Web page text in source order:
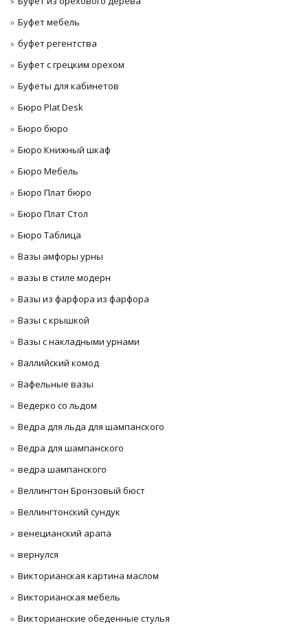
Буфет мебель
буфет регентства
Буфет с грецким орехом
Буфеты для кабинетов
Бюро Plat Desk
Бюро бюро
Бюро Книжный шкаф
Бюро Мебель
Бюро Плат бюро
Бюро Плат Стол
Бюро Таблица
Вазы амфоры урны
вазы в стиле модерн
Вазы из фарфора из фарфора
Вазы с крышкой
Вазы с накладными урнами
Валлийский комод
Вафельные вазы
Ведерко со льдом
Ведра для льда для шампанского
Ведра для шампанского
ведра шампанского
Веллингтон Бронзовый бюст
Веллингтонский сундук
венецианский арапа
вернулся
Викторианская картина маслом
Викторианская мебель
Викторианские обеденные стулья